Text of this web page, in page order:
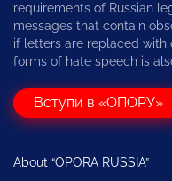
requirements of Russian
messages that contain
if letters are replaced with
forms of hate speech is
Вступи в «ОПОРУ»
About “OPORA RUSSIA”